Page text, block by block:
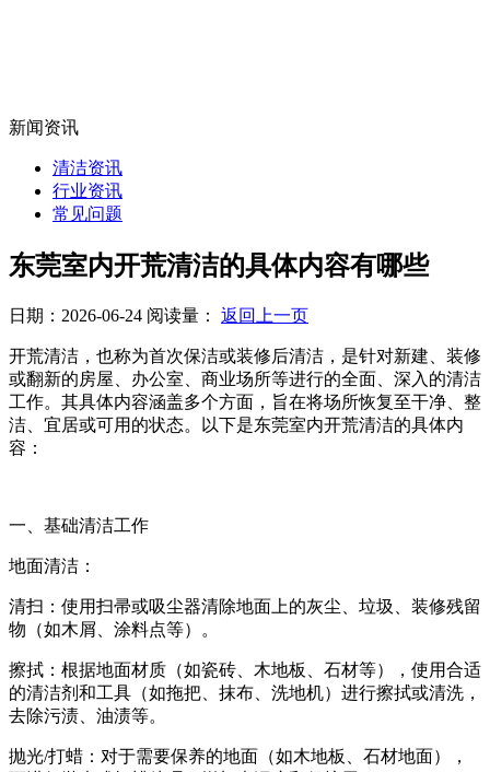
新闻资讯
清洁资讯
行业资讯
常见问题
东莞室内开荒清洁的具体内容有哪些
日期：2026-06-24 阅读量： 返回上一页
开荒清洁，也称为首次保洁或装修后清洁，是针对新建、装修
或翻新的房屋、办公室、商业场所等进行的全面、深入的清洁
工作。其具体内容涵盖多个方面，旨在将场所恢复至干净、整
洁、宜居或可用的状态。以下是东莞室内开荒清洁的具体内
容：
一、基础清洁工作
地面清洁：
清扫：使用扫帚或吸尘器清除地面上的灰尘、垃圾、装修残留
物（如木屑、涂料点等）。
擦拭：根据地面材质（如瓷砖、木地板、石材等），使用合适
的清洁剂和工具（如拖把、抹布、洗地机）进行擦拭或清洗，
去除污渍、油渍等。
抛光/打蜡：对于需要保养的地面（如木地板、石材地面），